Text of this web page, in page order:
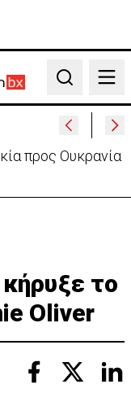
Search
προς Ουκρανία
το
Oliver